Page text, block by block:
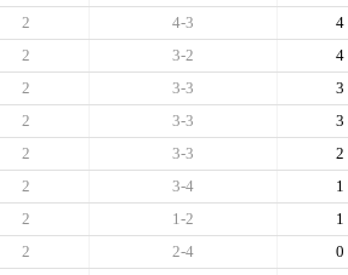
4
4-3
2
4
3-2
2
3
3-3
2
3
3-3
2
2
3-3
2
1
3-4
2
1
1-2
2
0
2-4
2